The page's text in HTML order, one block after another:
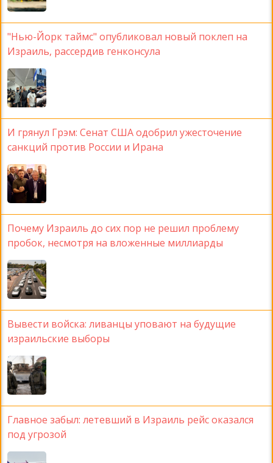
"Нью-Йорк таймс" опубликовал новый поклеп на
Израиль, рассердив генконсула
И грянул Грэм: Сенат США одобрил ужесточение
санкций против России и Ирана
Почему Израиль до сих пор не решил проблему
пробок, несмотря на вложенные миллиарды
Вывести войска: ливанцы уповают на будущие
израильские выборы
Главное забыл: летевший в Израиль рейс оказался
под угрозой